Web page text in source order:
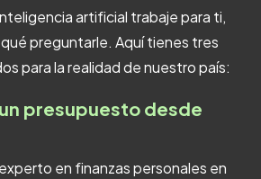
artificial trabaje para ti,
preguntarle. Aquí tienes tres
para la realidad de nuestro país:
un presupuesto desde
en finanzas personales en